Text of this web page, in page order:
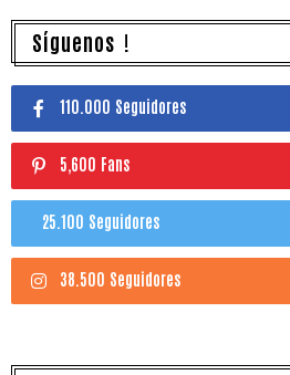
Síguenos !
110.000 Seguidores
5,600 Fans
25.100 Seguidores
38.500 Seguidores